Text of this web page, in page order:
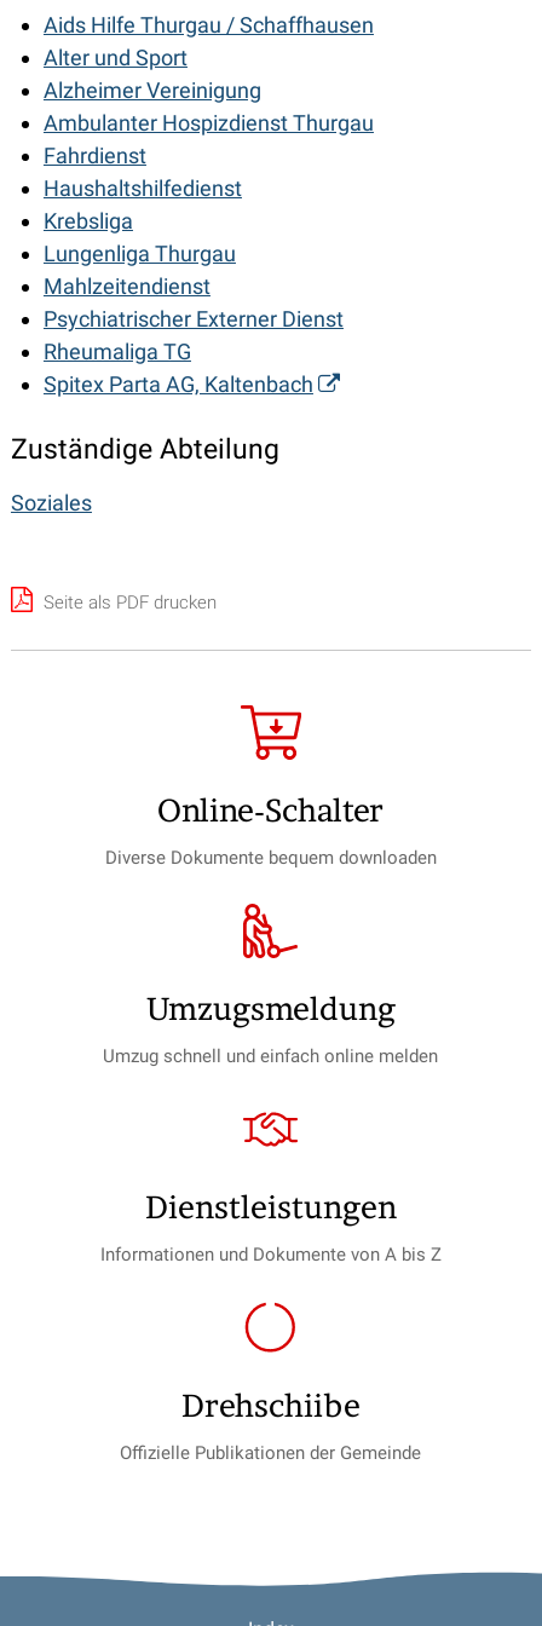
Aids Hilfe Thurgau / Schaffhausen
Alter und Sport
Alzheimer Vereinigung
Ambulanter Hospizdienst Thurgau
Fahrdienst
Haushaltshilfedienst
Krebsliga
Lungenliga Thurgau
Mahlzeitendienst
Psychiatrischer Externer Dienst
Rheumaliga TG
Spitex Parta AG, Kaltenbach
Zuständige Abteilung
Soziales
Seite als PDF drucken
Online-Schalter
Diverse Dokumente bequem downloaden
Umzugs­meldung
Umzug schnell und einfach online melden
Dienst­leistungen
Informationen und Dokumente von A bis Z
Drehschiibe
Offizielle Publikationen der Gemeinde